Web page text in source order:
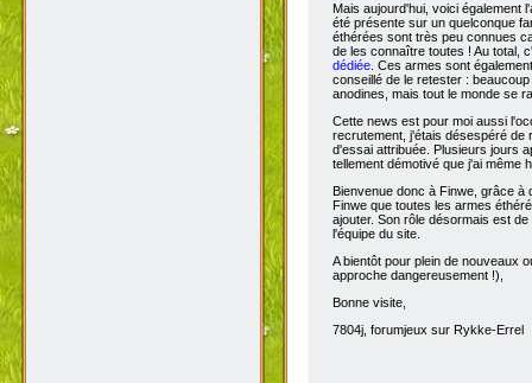
Mais aujourd'hui, voici également
été présente sur un quelconque
éthérées sont très peu connues
de les connaître toutes ! Au total,
dédiée. Ces armes sont
conseillé de le retester :
anodines, mais tout le monde se
Cette news est pour moi aussi
recrutement, j'étais désespéré de
d'essai attribuée. Plusieurs jours
tellement démotivé que j'ai même
Bienvenue donc à Finwe, grâce
Finwe que toutes les armes
ajouter. Son rôle désormais est
l'équipe du site.
A bientôt pour plein de nouveaux
approche dangereusement !),
Bonne visite,
7804j, forumjeux sur Rykke-Errel